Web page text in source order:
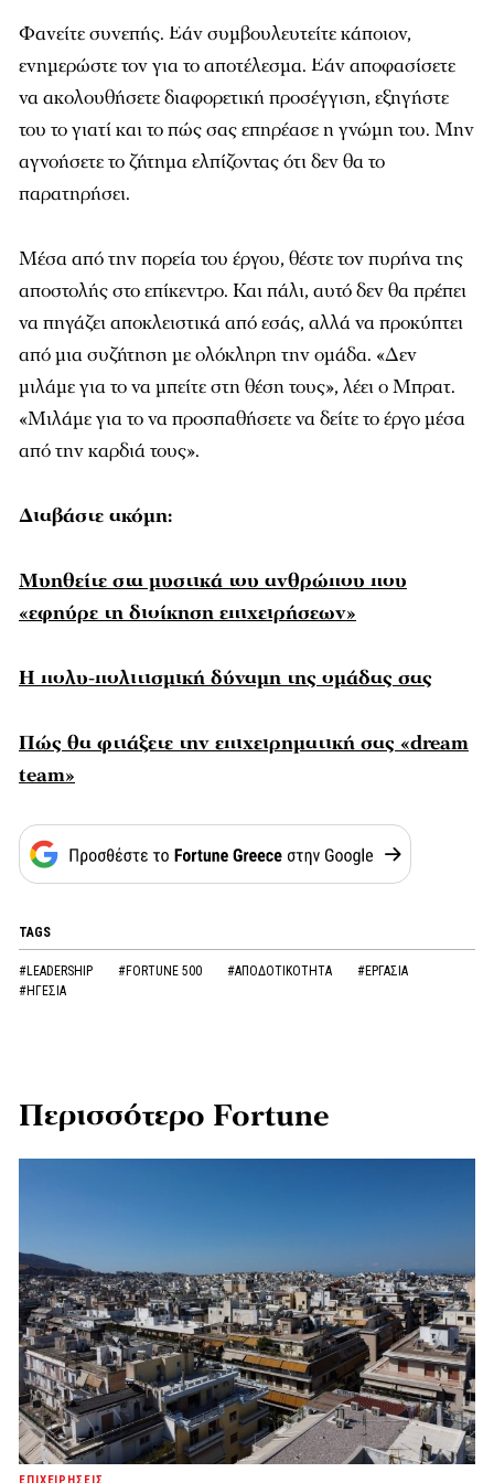
Φανείτε συνεπής. Εάν συμβουλευτείτε κάποιον,
ενημερώστε τον για το αποτέλεσμα. Εάν αποφασίσετε
να ακολουθήσετε διαφορετική προσέγγιση, εξηγήστε
του το γιατί και το πώς σας επηρέασε η γνώμη του. Μην
αγνοήσετε το ζήτημα ελπίζοντας ότι δεν θα το
παρατηρήσει.
Μέσα από την πορεία του έργου, θέστε τον πυρήνα της
αποστολής στο επίκεντρο. Και πάλι, αυτό δεν θα πρέπει
να πηγάζει αποκλειστικά από εσάς, αλλά να προκύπτει
από μια συζήτηση με ολόκληρη την ομάδα. «Δεν
μιλάμε για το να μπείτε στη θέση τους», λέει ο Μπρατ.
«Μιλάμε για το να προσπαθήσετε να δείτε το έργο μέσα
από την καρδιά τους».
Διαβάστε ακόμη:
Μυηθείτε στα μυστικά του ανθρώπου που
«εφηύρε τη διοίκηση επιχειρήσεων»
Η πολυ-πολιτισμική δύναμη της ομάδας σας
Πώς θα φτιάξετε την επιχειρηματική σας «dream
team»
TAGS
#LEADERSHIP #FORTUNE 500 #ΑΠΟΔΟΤΙΚΟΤΗΤΑ
#ΕΡΓΑΣΙΑ
#ΗΓΕΣΙΑ
Περισσότερο Fortune